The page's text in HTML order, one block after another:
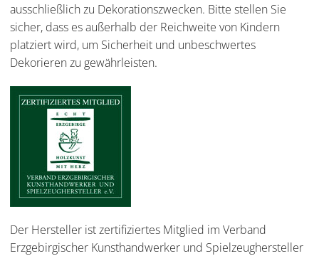
ausschließlich zu Dekorationszwecken. Bitte stellen Sie
sicher, dass es außerhalb der Reichweite von Kindern
platziert wird, um Sicherheit und unbeschwertes
Dekorieren zu gewährleisten.
Der Hersteller ist zertifiziertes Mitglied im Verband
Erzgebirgischer Kunsthandwerker und Spielzeughersteller